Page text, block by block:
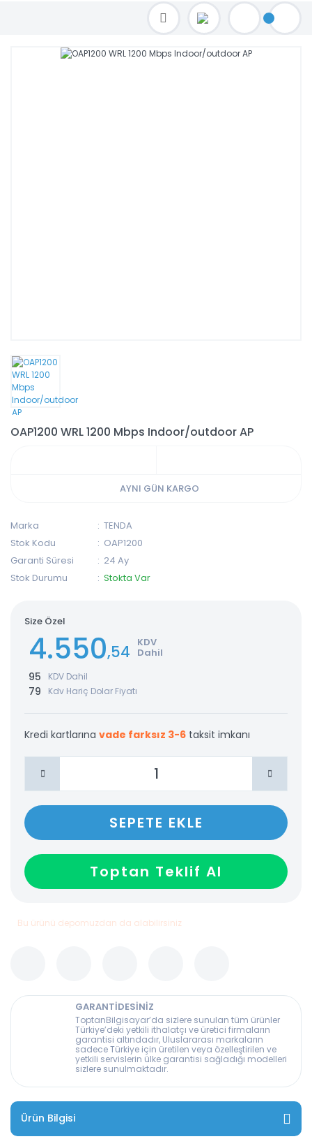
TOPTAN FİYAT ALMAK İÇİN satis@toptanbilgisayar.net MAİL ATINIZ.
SİPARİŞLERİNİZİ AYNI GÜN KARGO İLE GÖNDERİYORUZ!
OAP1200 WRL 1200 Mbps Indoor/outdoor AP
AYNI GÜN KARGO
Marka
TENDA
Stok Kodu
OAP1200
Garanti Süresi
24 Ay
Stok Durumu
Stokta Var
Size Özel
4.550,54 KDV
Dahil
95 KDV Dahil
79 Kdv Hariç Dolar Fiyatı
Kredi kartlarına vade farksız 3-6 taksit imkanı
SEPETE EKLE
Toptan Teklif Al
Bu ürünü depomuzdan da alabilirsiniz
GARANTİDESİNİZ
ToptanBilgisayar’da sizlere sunulan tüm ürünler
Türkiye’deki yetkili ithalatçı ve üretici firmaların
garantisi altındadır, Uluslararası markaların
sadece Türkiye için üretilen veya özelleştirilen ve
yetkili servislerin ülke garantisi sağladığı modelleri
sizlere sunulmaktadır.
Ürün Bilgisi